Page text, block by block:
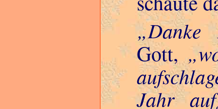
Danke
Gott,
Jahr